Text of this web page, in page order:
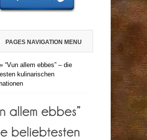
PAGES NAVIGATION MENU
» “Vun allem ebbes” – die
kulinarischen